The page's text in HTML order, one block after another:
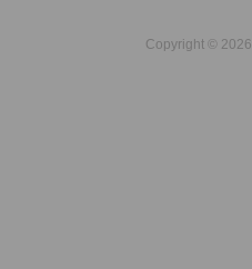
Copyright ©